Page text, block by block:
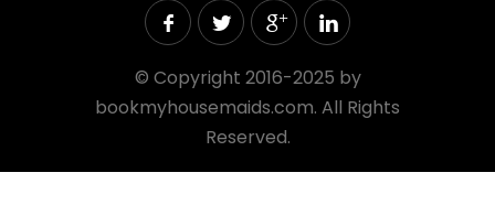
© Copyright 2016-2025 by
bookmyhousemaids.com. All Rights
Reserved.